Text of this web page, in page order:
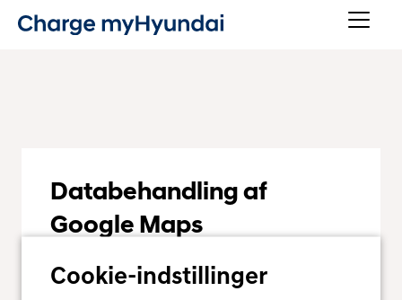
Databehandling af
Google Maps
Maps-kortet på denne side. Hvis du giver dit
samtykke, vil Google Ireland behandle
Cookie-indstillinger